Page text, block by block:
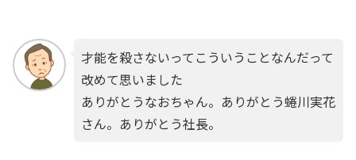
才能を殺さないってこういうことなんだって
改めて思いました
ありがとうなおちゃん。ありがとう蜷川実花
さん。ありがとう社長。